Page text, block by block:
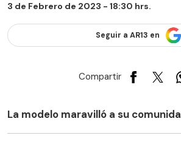
3 de Febrero de 2023 - 18:30 hrs.
Seguir a AR13 en
Compartir
La modelo maravilló a su